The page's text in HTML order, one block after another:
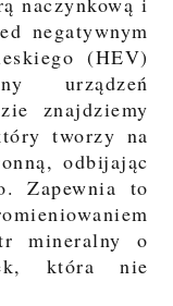
negatywnym
(HEV)
urządzeń
znajdziemy
tworzy na
odbijając
Zapewnia to
mineralny o
która nie